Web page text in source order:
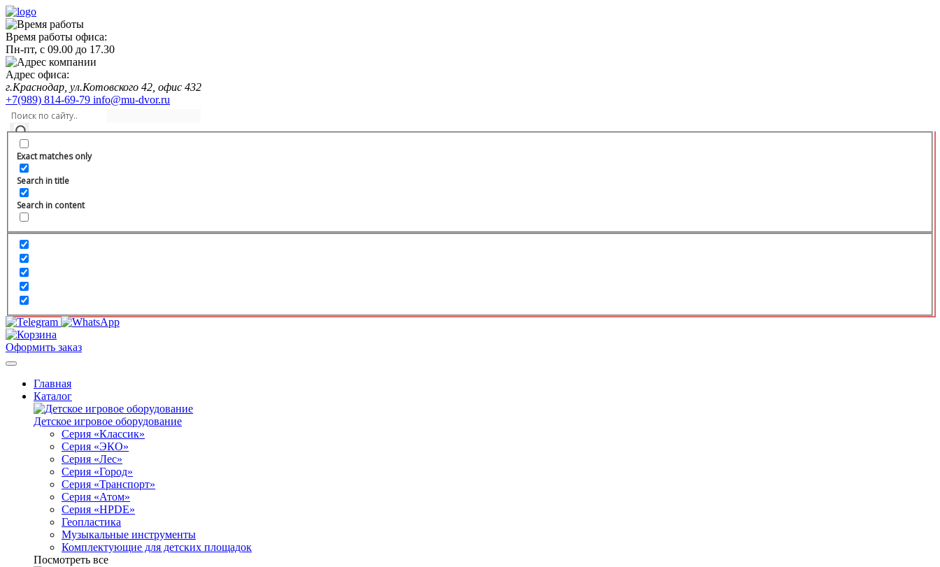
Время работы офиса:
Пн-пт, с 09.00 до 17.30
Адрес офиса:
г.Краснодар, ул.Котовского 42, офис 432
+7(989) 814-69-79 info@mu-dvor.ru
Exact matches only
Search in title
Search in content
Оформить заказ
Главная
Каталог
Детское игровое оборудование
Серия «Классик»
Серия «ЭКО»
Серия «Лес»
Серия «Город»
Серия «Транспорт»
Серия «Атом»
Серия «HPDE»
Геопластика
Музыкальные инструменты
Комплектующие для детских площадок
Посмотреть все